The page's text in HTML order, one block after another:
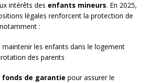
intérêts des enfants mineurs. En 2025,
légales renforcent la protection de
:
maintenir les enfants dans le logement
des parents
fonds de garantie pour assurer le